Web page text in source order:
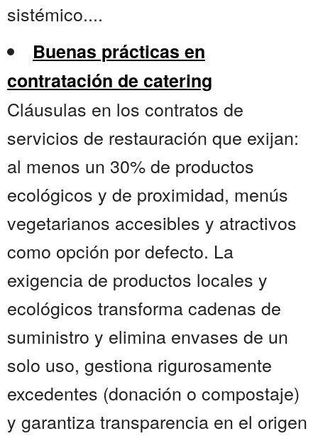
sistémico....
Buenas prácticas en
contratación de catering
Cláusulas en los contratos de
servicios de restauración que exijan:
al menos un 30% de productos
ecológicos y de proximidad, menús
vegetarianos accesibles y atractivos
como opción por defecto. La
exigencia de productos locales y
ecológicos transforma cadenas de
suministro y elimina envases de un
solo uso, gestiona rigurosamente
excedentes (donación o compostaje)
y garantiza transparencia en el origen